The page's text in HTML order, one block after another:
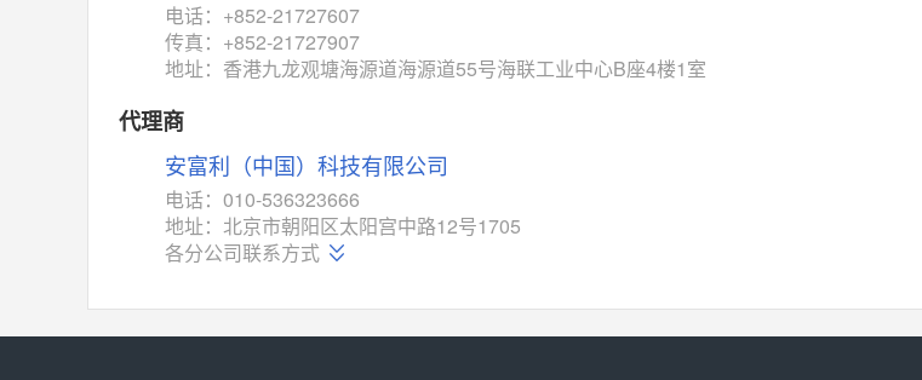
电话：+852-21727607
传真：+852-21727907
地址：香港九龙观塘海源道海源道55号海联工业中心B座4楼1室
代理商
安富利（中国）科技有限公司
电话：010-536323666
地址：北京市朝阳区太阳宫中路12号1705
各分公司联系方式